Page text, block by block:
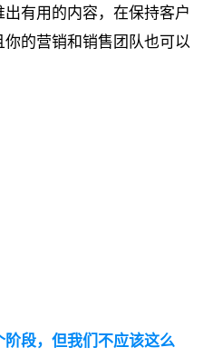
有用的内容，在保持客户
的营销和销售团队也可以
段，但我们不应该这么